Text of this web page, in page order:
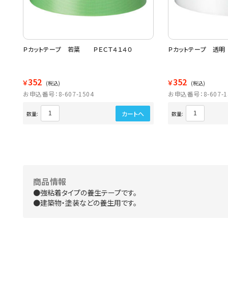
Ｐカットテープ 若葉 ＰＥＣＴ４１４０
￥352 (税込)
お申込番号：8-607-1504
数量: カートへ
Ｐカットテープ 透
￥352 (税込)
お申込番号：8-607-
数量:
商品情報
●強粘着タイプの養生テープです。
●建築物・塗装などの養生用です。